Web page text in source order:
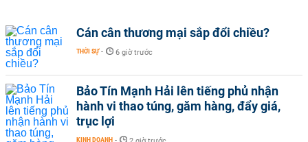
Cán cân thương mại sắp đổi chiều?
THỜI SỰ - 6 giờ trước
Bảo Tín Mạnh Hải lên tiếng phủ nhận
hành vi thao túng, găm hàng, đẩy giá,
trục lợi
KINH DOANH